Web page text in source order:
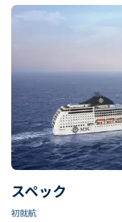
スペック
初就航